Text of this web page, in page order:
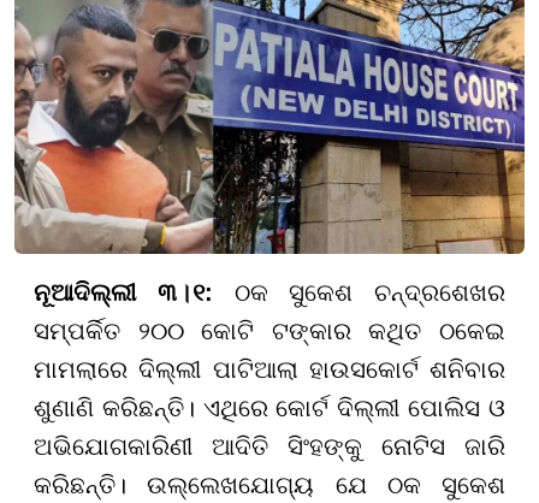
ନୂଆଦିଲ୍ଲୀ ୩।୧​​​​​​​: ଠକ ସୁକେଶ ଚନ୍ଦ୍ରଶେଖର
ସମ୍ପର୍କିତ ୨୦୦ କୋଟି ଟଙ୍କାର କଥିତ ଠକେଇ
ମାମଲାରେ ଦିଲ୍ଲୀ ପାଟିଆଲା ହାଉସକୋର୍ଟ ଶନିବାର
ଶୁଣାଣି କରିଛନ୍ତି। ଏଥିରେ କୋର୍ଟ ଦିଲ୍ଲୀ ପୋଲିସ ଓ
ଅଭିଯୋଗକାରିଣୀ ଆଦିତି ସିଂହଙ୍କୁ ନୋଟିସ ଜାରି
କରିଛନ୍ତି। ଉଲ୍ଲେଖଯୋଗ୍ୟ ଯେ ଠକ ସୁକେଶ